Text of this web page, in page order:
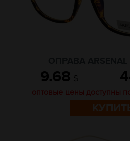
9.68 $
оптовые цены доступны